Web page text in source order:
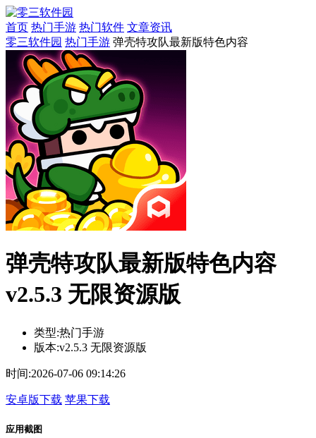
首页 热门手游 热门软件 文章资讯
零三软件园 热门手游 弹壳特攻队最新版特色内容
弹壳特攻队最新版特色内容
v2.5.3 无限资源版
类型:热门手游
版本:v2.5.3 无限资源版
时间:2026-07-06 09:14:26
安卓版下载 苹果下载
应用截图